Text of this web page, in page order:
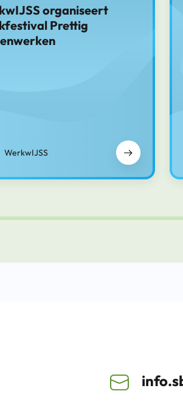
organiseert
Prettig
WerkwIJSS